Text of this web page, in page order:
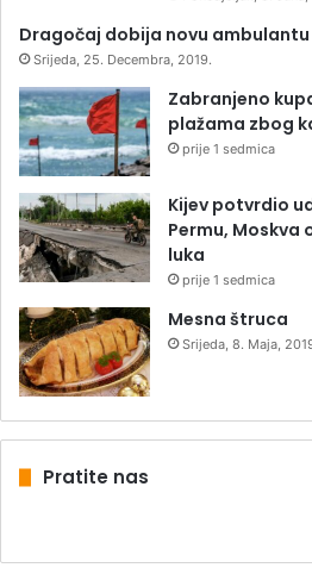
Dragočaj dobija novu ambulantu
Srijeda, 25. Decembra, 2019.
Zabranjeno
plažama zbog
prije 1 sedmica
Kijev potvrdio
Permu,
luka
prije 1 sedmica
Mesna štruca
Srijeda, 8. Maja,
Pratite nas